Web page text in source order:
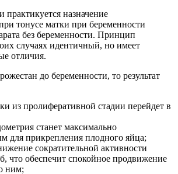
практикуется назначение
тонусе матки при беременности
без беременности. Принцип
случаях идентичный, но имеет
отличия.
до беременности, то результат
из пролиферативной стадии перейдет в
станет максимально
для прикрепления плодного яйца;
сократительной активности
что обеспечит спокойное продвижение
ним;